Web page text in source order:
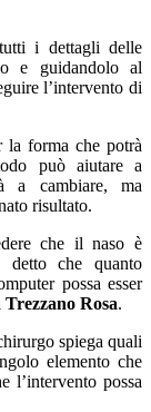
i dettagli delle
e guidandolo al
l’intervento di
la forma che potrà
può aiutare a
a cambiare, ma
risultato.
che il naso è
detto che quanto
possa esser
Rosa.
spiega quali
elemento che
l’intervento possa